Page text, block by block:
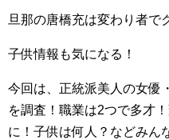
旦那の唐橋充は変わり者で
子供情報も気になる！
今回は、正統派美人の女優
を調査！職業は2つで多才
に！子供は何人？などみん